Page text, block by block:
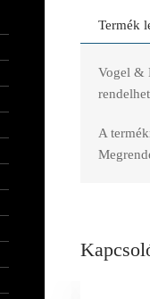
Termék
Vogel &
A